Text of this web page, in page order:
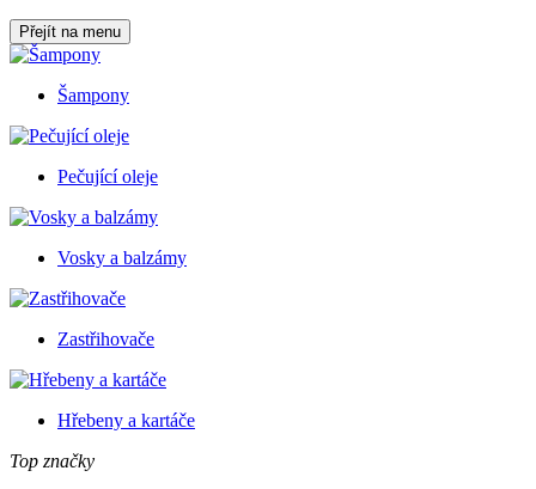
Přejít na menu
Šampony
Pečující oleje
Vosky a balzámy
Zastřihovače
Hřebeny a kartáče
Top značky